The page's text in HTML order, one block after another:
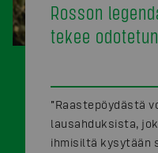
Rosson
tekee
”Raastepöydästä
lausahduksista,
ihmisiltä kysytään